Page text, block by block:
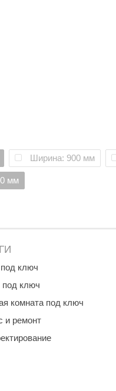
коробки
Ширина: 900 мм
мм
ключ
ключ
комната под ключ
и ремонт